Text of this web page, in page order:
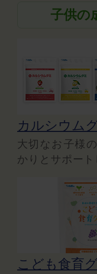
子供の
カルシウム
大切なお子様
かりとサポート
こども食育